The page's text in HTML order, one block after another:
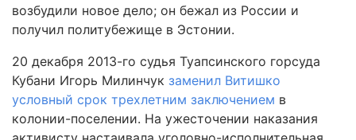
возбудили новое дело; он бежал из России и
получил политубежище в Эстонии.
20 декабря 2013-го судья Туапсинского горсуда
Кубани Игорь Милинчук заменил Витишко
условный срок трехлетним заключением в
колонии-поселении. На ужесточении наказания